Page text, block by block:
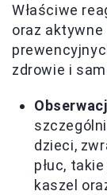
Właściwe
oraz aktywne
zdrowie i
dzieci,
płuc,
kaszel